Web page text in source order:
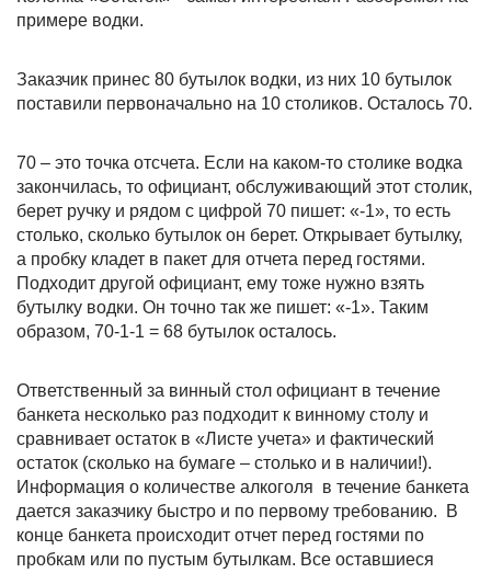
примере водки.
Заказчик принес 80 бутылок водки, из них 10 бутылок
поставили первоначально на 10 столиков. Осталось 70.
70 – это точка отсчета. Если на каком-то столике водка
закончилась, то официант, обслуживающий этот столик,
берет ручку и рядом с цифрой 70 пишет: «-1», то есть
столько, сколько бутылок он берет. Открывает бутылку,
а пробку кладет в пакет для отчета перед гостями.
Подходит другой официант, ему тоже нужно взять
бутылку водки. Он точно так же пишет: «-1». Таким
образом, 70-1-1 = 68 бутылок осталось.
Ответственный за винный стол официант в течение
банкета несколько раз подходит к винному столу и
сравнивает остаток в «Листе учета» и фактический
остаток (сколько на бумаге – столько и в наличии!).
Информация о количестве алкоголя в течение банкета
дается заказчику быстро и по первому требованию. В
конце банкета происходит отчет перед гостями по
пробкам или по пустым бутылкам. Все оставшиеся